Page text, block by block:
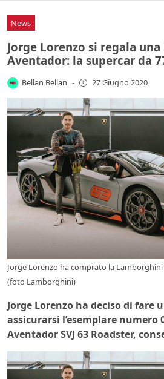
News
Jorge Lorenzo si regala
Aventador: la supercar da
Bellan Bellan - 27 Giugno 2020
Jorge Lorenzo ha comprato la Lamborghini
(foto Lamborghini)
Jorge Lorenzo ha deciso di fare
assicurarsi l’esemplare
Aventador SVJ 63 Roadster,